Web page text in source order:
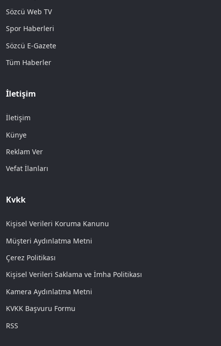
Sözcü Web TV
Spor Haberleri
Sözcü E-Gazete
Tüm Haberler
İletişim
İletişim
Künye
Reklam Ver
Vefat İlanları
Kvkk
Kişisel Verileri Koruma Kanunu
Müşteri Aydınlatma Metni
Çerez Politikası
Kişisel Verileri Saklama ve İmha Politikası
Kamera Aydınlatma Metni
KVKK Başvuru Formu
RSS